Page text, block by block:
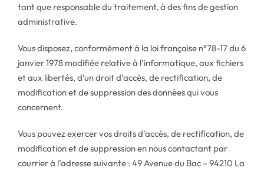
tant que responsable du traitement, à des fins de gestion
administrative.
Vous disposez, conformément à la loi française n°78-17 du 6
janvier 1978 modifiée relative à l’informatique, aux fichiers
et aux libertés, d’un droit d’accès, de rectification, de
modification et de suppression des données qui vous
concernent.
Vous pouvez exercer vos droits d’accès, de rectification, de
modification et de suppression en nous contactant par
courrier à l’adresse suivante : 49 Avenue du Bac –94210 La